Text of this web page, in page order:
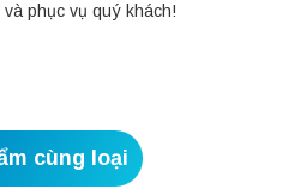
phục vụ quý khách!
cùng loại